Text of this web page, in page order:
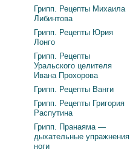
Грипп. Рецепты Михаила
Либинтова
Грипп. Рецепты Юрия
Лонго
Грипп. Рецепты
Уральского целителя
Ивана Прохорова
Грипп. Рецепты Ванги
Грипп. Рецепты Григория
Распутина
Грипп. Пранаяма —
дыхательные упражнения
ноги